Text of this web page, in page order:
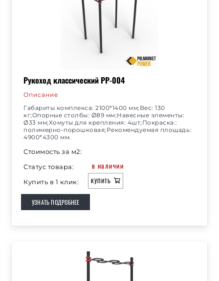
Рукоход классический РР-004
Описание
Габариты комплекса: 2100*1400 мм;Вес: 130
кг;Опорные столбы: Ø89 мм;Навесные элементы:
Ø33 мм;Хомуты для крепления: 4шт;Покраска::
полимерно-порошковая;Рекомендуемая площадь:
4900*4300 мм.
Стоимость за м2:
Статус товара:
в наличии
Купить в 1 клик: КУПИТЬ
УЗНАТЬ ПОДРОБНЕЕ